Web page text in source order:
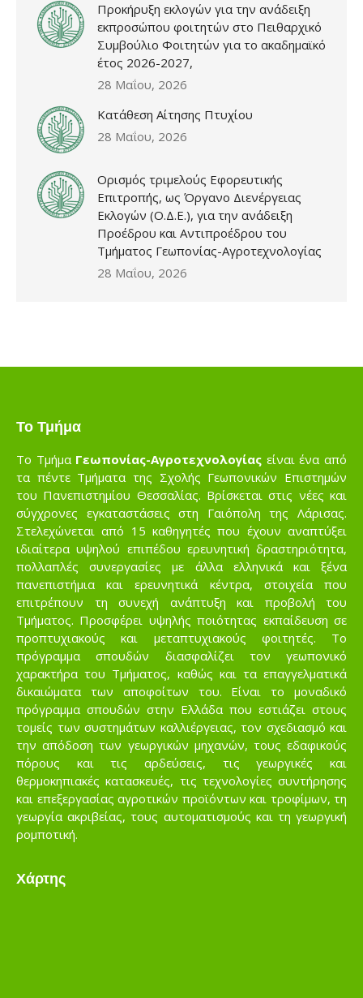
Προκήρυξη εκλογών για την ανάδειξη
εκπροσώπου φοιτητών στο Πειθαρχικό
Συμβούλιο Φοιτητών για το ακαδημαϊκό
έτος 2026-2027,
28 Μαΐου, 2026
Κατάθεση Αίτησης Πτυχίου
28 Μαΐου, 2026
Ορισμός τριμελούς Εφορευτικής
Επιτροπής, ως Όργανο Διενέργειας
Εκλογών (Ο.Δ.Ε.), για την ανάδειξη
Προέδρου και Αντιπροέδρου του
Τμήματος Γεωπονίας-Αγροτεχνολογίας
28 Μαΐου, 2026
Το Τμήμα
Το Τμήμα Γεωπονίας-Αγροτεχνολογίας είναι ένα από
τα πέντε Τμήματα της Σχολής Γεωπονικών Επιστημών
του Πανεπιστημίου Θεσσαλίας. Βρίσκεται στις νέες και
σύγχρονες εγκαταστάσεις στη Γαιόπολη της Λάρισας.
Στελεχώνεται από 15 καθηγητές που έχουν αναπτύξει
ιδιαίτερα υψηλού επιπέδου ερευνητική δραστηριότητα,
πολλαπλές συνεργασίες με άλλα ελληνικά και ξένα
πανεπιστήμια και ερευνητικά κέντρα, στοιχεία που
επιτρέπουν τη συνεχή ανάπτυξη και προβολή του
Τμήματος. Προσφέρει υψηλής ποιότητας εκπαίδευση σε
προπτυχιακούς και μεταπτυχιακούς φοιτητές. Το
πρόγραμμα σπουδών διασφαλίζει τον γεωπονικό
χαρακτήρα του Τμήματος, καθώς και τα επαγγελματικά
δικαιώματα των αποφοίτων του. Είναι το μοναδικό
πρόγραμμα σπουδών στην Ελλάδα που εστιάζει στους
τομείς των συστημάτων καλλιέργειας, τον σχεδιασμό και
την απόδοση των γεωργικών μηχανών, τους εδαφικούς
πόρους και τις αρδεύσεις, τις γεωργικές και
θερμοκηπιακές κατασκευές, τις τεχνολογίες συντήρησης
και επεξεργασίας αγροτικών προϊόντων και τροφίμων, τη
γεωργία ακριβείας, τους αυτοματισμούς και τη γεωργική
ρομποτική.
Χάρτης